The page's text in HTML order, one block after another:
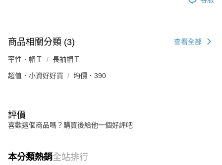
商品相關分類 (3) 查看全部
率性．帽Ｔ 長袖帽Ｔ
超值．小資好好買 均價．390
評價
喜歡這個商品嗎？購買後給他一個好評吧
本分類熱銷全站排行